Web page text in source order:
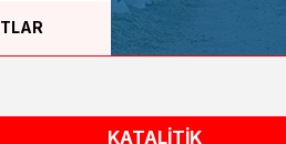
KATALİTİK